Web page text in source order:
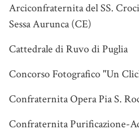
Arciconfraternita del SS.
Sessa Aurunca (CE)
Cattedrale di Ruvo di Puglia
Concorso Fotografico "Un
Confraternita Opera Pia S.
Confraternita Purificazione-